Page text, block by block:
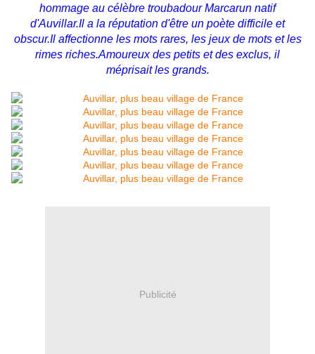
hommage au célèbre troubadour Marcarun natif
d'Auvillar.Il a la réputation d'être un poète difficile et
obscur.Il affectionne les mots rares, les jeux de mots et les
rimes riches.Amoureux des petits et des exclus, il
méprisait les grands.
Publicité